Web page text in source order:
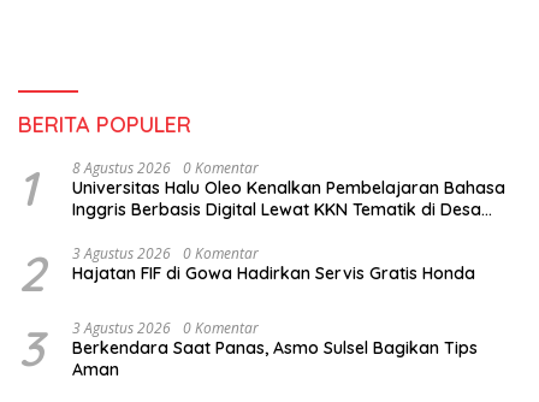
BERITA POPULER
1 8 Agustus 2026 0 Komentar
Universitas Halu Oleo Kenalkan Pembelajaran Bahasa
Inggris Berbasis Digital Lewat KKN Tematik di Desa
2 3 Agustus 2026 0 Komentar
Hajatan FIF di Gowa Hadirkan Servis Gratis Honda
3 3 Agustus 2026 0 Komentar
Berkendara Saat Panas, Asmo Sulsel Bagikan Tips
Aman